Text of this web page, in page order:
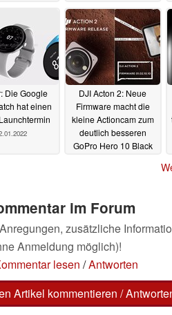
23.02.2022
Die Google
hat einen
DJI Acton 2: Neue
Firmware macht die
kleine Actioncam zum
deutlich besseren
GoPro Hero 10 Black
im Forum
zusätzliche
Anmeldung möglich)!
lesen /Antworten
Artikel kommentieren /